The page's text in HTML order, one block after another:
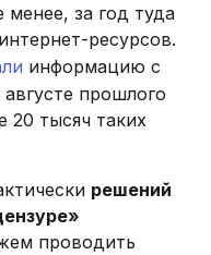
менее, за год туда
ресурсов.
информацию с
прошлого
20 тысяч таких
решений
проводить